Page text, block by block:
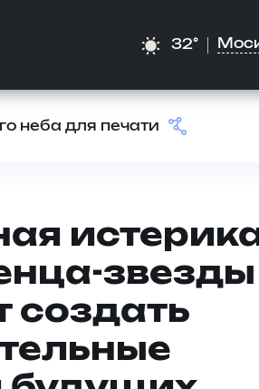
32°
неба для печати
звезды
создать